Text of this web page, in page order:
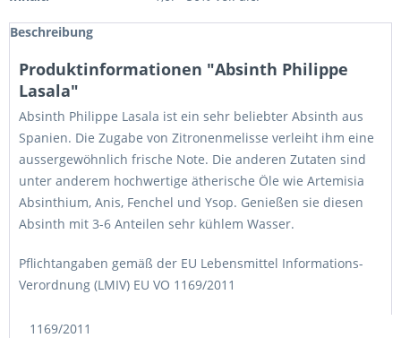
Beschreibung
Produktinformationen "Absinth Philippe
Lasala"
Absinth Philippe Lasala ist ein sehr beliebter Absinth aus
Spanien. Die Zugabe von Zitronenmelisse verleiht ihm eine
aussergewöhnlich frische Note. Die anderen Zutaten sind
unter anderem hochwertige ätherische Öle wie Artemisia
Absinthium, Anis, Fenchel und Ysop. Genießen sie diesen
Absinth mit 3-6 Anteilen sehr kühlem Wasser.
Pflichtangaben gemäß der EU Lebensmittel Informations-
Verordnung (LMIV) EU VO 1169/2011
1169/2011